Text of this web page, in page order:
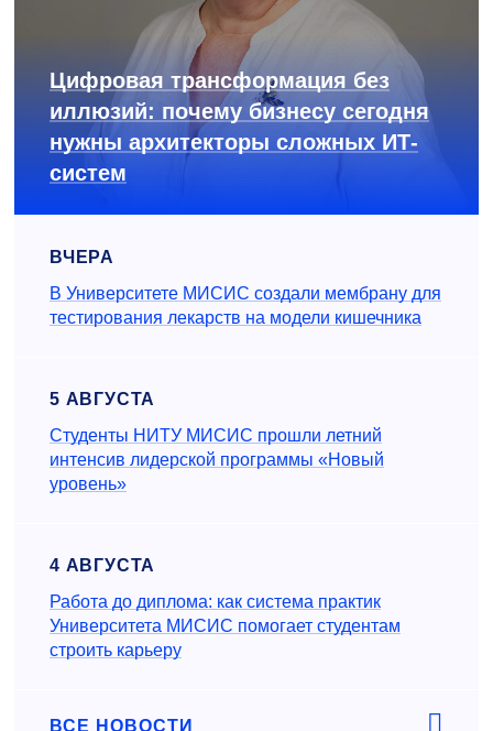
Цифровая трансформация без
иллюзий: почему бизнесу сегодня
нужны архитекторы сложных ИТ-
систем
ВЧЕРА
В Университете МИСИС создали мембрану для
тестирования лекарств на модели кишечника
5 АВГУСТА
Студенты НИТУ МИСИС прошли летний
интенсив лидерской программы «Новый
уровень»
4 АВГУСТА
Работа до диплома: как система практик
Университета МИСИС помогает студентам
строить карьеру
ВСЕ НОВОСТИ